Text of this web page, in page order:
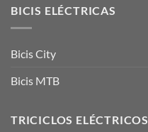
BICIS ELÉCTRICAS
Bicis City
Bicis MTB
TRICICLOS ELÉCTRICOS